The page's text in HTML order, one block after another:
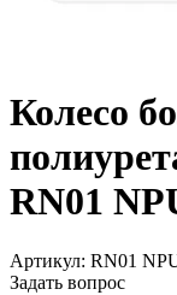
Колесо
RN01
Aртикул: RN01
Задать вопрос